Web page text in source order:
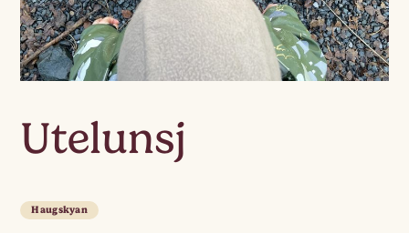
Utelunsj
Haugskyan